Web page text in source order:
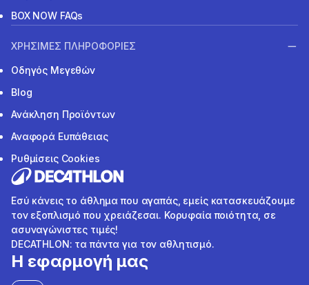
BOX NOW FAQs
ΧΡΗΣΙΜΕΣ ΠΛΗΡΟΦΟΡΙΕΣ
Οδηγός Μεγεθών
Blog
Ανάκληση Προϊόντων
Αναφορά Ευπάθειας
Ρυθμίσεις Cookies
Εσύ κάνεις το άθλημα που αγαπάς, εμείς κατασκευάζουμε
τον εξοπλισμό που χρειάζεσαι. Κορυφαία ποιότητα, σε
ασυναγώνιστες τιμές!
DECATHLON: τα πάντα για τον αθλητισμό.
Η εφαρμογή μας